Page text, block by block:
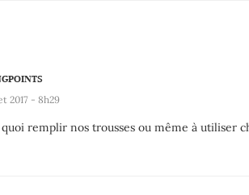
2017 - 8h29
remplir nos trousses ou même à utiliser